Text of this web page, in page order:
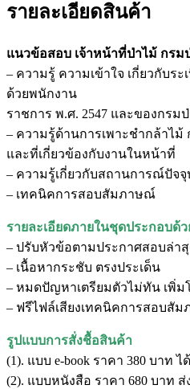
รายละเอียดสินค้า
แนวข้อสอบ เจ้าหน้าที่ป่าไม้ กรม
– ความรู้ ความเข้าใจ เกี่ยวกับร
ด้วยพนักงาน
ราชการ พ.ศ. 2547 และของกรม
– ความรู้ด้านการเพาะชำกล้าไม้
และที่เกี่ยวข้องกับงานในหน้าที่
– ความรู้เกี่ยวกับสถานการณ์ปัจ
– เทคนิคการสอบสัมภาษณ์
รายละเอียดภายในชุดประกอบด้ว
– ปรับหัวข้อตามประกาศสอบล่า
– เนื้อหากระชับ ตรงประเด็น
– หมดปัญหาเตรียมตัวไม่ทัน เพิ่ม
– ฟรีไฟล์เสียงเทคนิคการสอบสั
รูปแบบการสั่งชื้อสินค้า
(1). แบบ e-book ราคา 380 บาท
(2). แบบหนังสือ ราคา 680 บาท